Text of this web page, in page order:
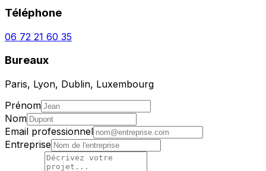
Téléphone
06 72 21 60 35
Bureaux
Paris, Lyon, Dublin, Luxembourg
Prénom
Nom
Email professionnel
Entreprise